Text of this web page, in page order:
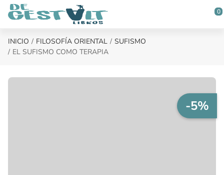
Saltar al contenido principal
0
INICIO FILOSOFÍA ORIENTAL
SUFISMO
EL SUFISMO COMO TERAPIA
-5%